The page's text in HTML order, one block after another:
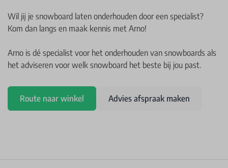
Wil jij je snowboard laten onderhouden door een specialist?
Kom dan langs en maak kennis met Arno!
Arno is dé specialist voor het onderhouden van snowboards als
het adviseren voor welk snowboard het beste bij jou past.
Route naar winkel Advies afspraak maken